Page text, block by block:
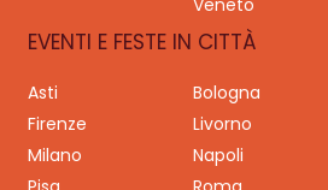
EVENTI E FESTE IN CITTÀ
Asti Bologna
Firenze
Livorno
Milano
Napoli